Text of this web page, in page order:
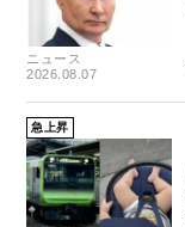
ニュース
2026.08.07
急上昇